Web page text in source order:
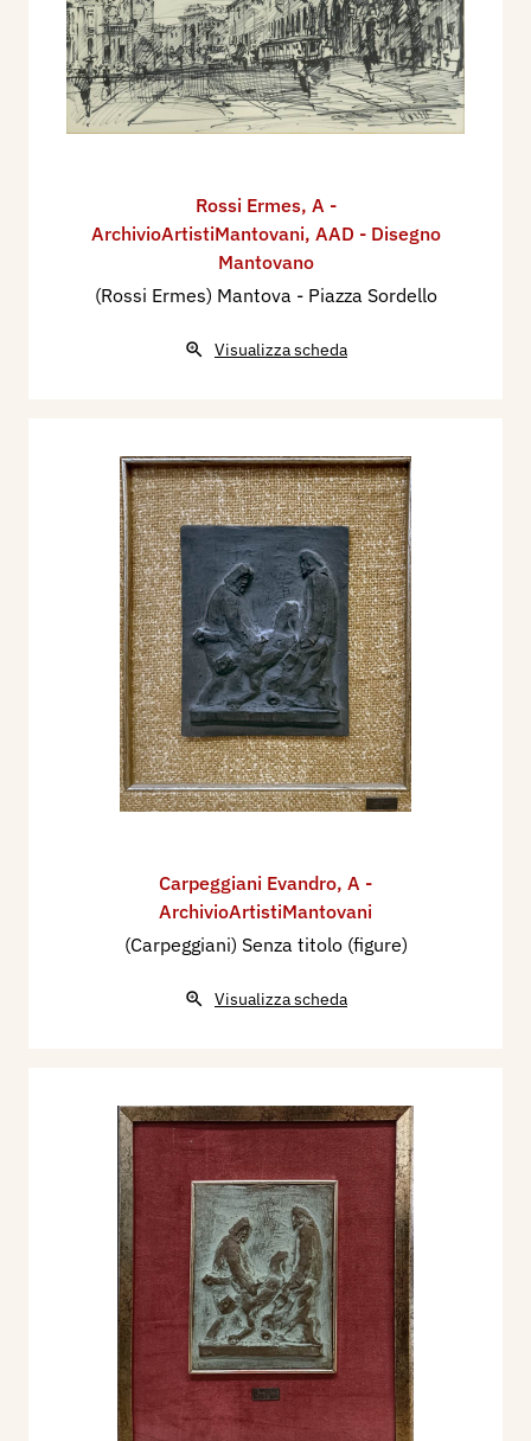
Rossi Ermes, A -
ArchivioArtistiMantovani, AAD - Disegno
Mantovano
(Rossi Ermes) Mantova - Piazza Sordello
Visualizza scheda
Carpeggiani Evandro, A -
ArchivioArtistiMantovani
(Carpeggiani) Senza titolo (figure)
Visualizza scheda